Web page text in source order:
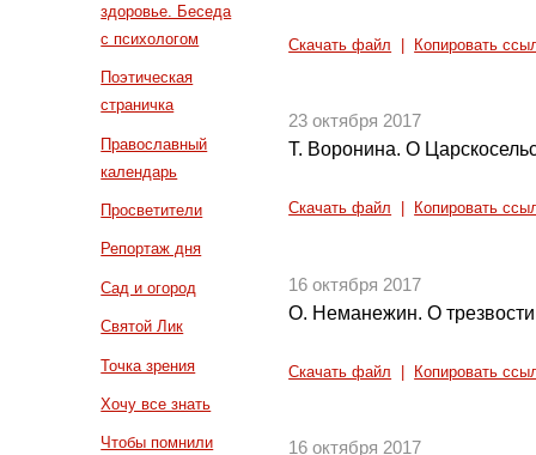
здоровье. Беседа
с психологом
Поэтическая
страничка
Православный
календарь
Просветители
Репортаж дня
Сад и огород
Святой Лик
Точка зрения
Хочу все знать
Чтобы помнили
Скачать файл Копировать
23 октября 2017
Т. Воронина. О
Скачать файл Копировать
16 октября 2017
О. Неманежин. О трезвости
Скачать файл Копировать
16 октября 2017